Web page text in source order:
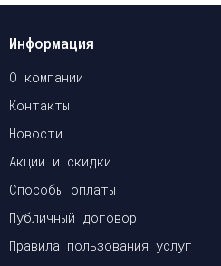
Информация
О компании
Контакты
Новости
Акции и скидки
Способы оплаты
Публичный договор
Правила пользования услуг